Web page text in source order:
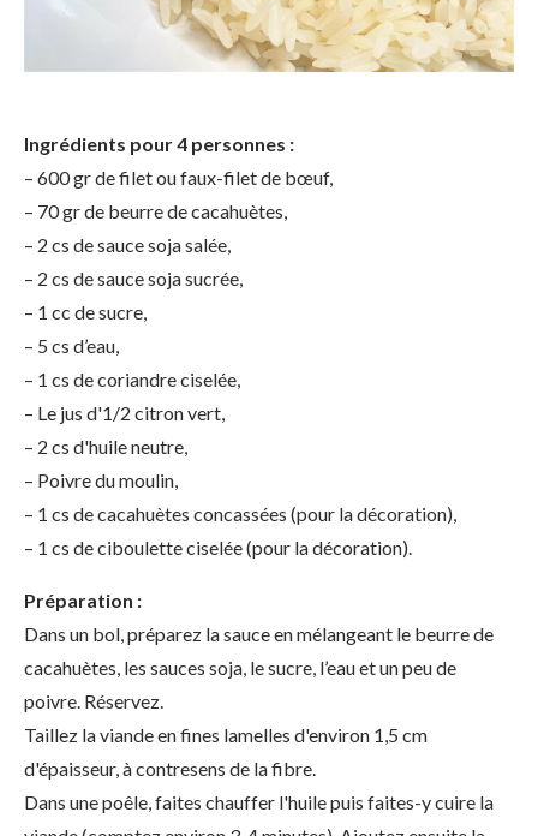
Ingrédients pour 4 personnes :
– 600 gr de filet ou faux-filet de bœuf,
– 70 gr de beurre de cacahuètes,
– 2 cs de sauce soja salée,
– 2 cs de sauce soja sucrée,
– 1 cc de sucre,
– 5 cs d’eau,
– 1 cs de coriandre ciselée,
– Le jus d'1/2 citron vert,
– 2 cs d'huile neutre,
– Poivre du moulin,
– 1 cs de cacahuètes concassées (pour la décoration),
– 1 cs de ciboulette ciselée (pour la décoration).
Préparation :
Dans un bol, préparez la sauce en mélangeant le beurre de
cacahuètes, les sauces soja, le sucre, l’eau et un peu de
poivre. Réservez.
Taillez la viande en fines lamelles d'environ 1,5 cm
d'épaisseur, à contresens de la fibre.
Dans une poêle, faites chauffer l'huile puis faites-y cuire la